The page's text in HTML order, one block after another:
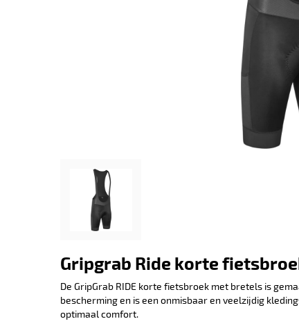
Gripgrab Ride korte
De GripGrab RIDE korte fietsbroek met bretels is
bescherming en is een onmisbaar en veelzijdig
optimaal comfort.